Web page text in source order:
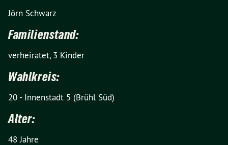
Jörn Schwarz
Familienstand:
verheiratet, 3 Kinder
Wahlkreis:
20 - Innenstadt 5 (Brühl Süd)
Alter:
48 Jahre